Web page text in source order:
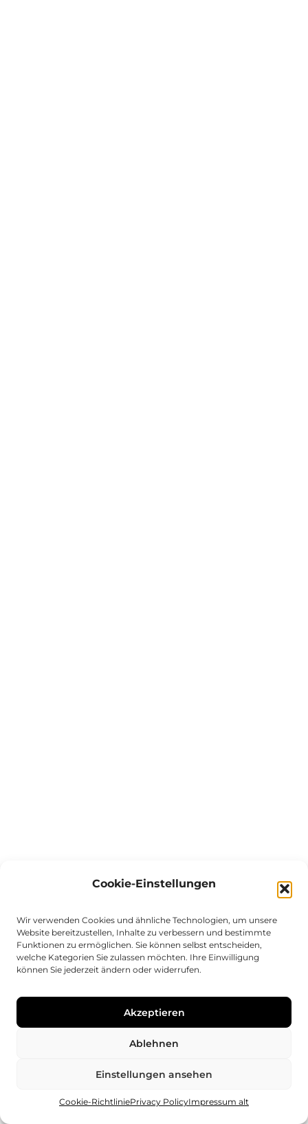
Cookie-Einstellungen
Wir verwenden Cookies und ähnliche Technologien, um unsere
Website bereitzustellen, Inhalte zu verbessern und bestimmte
Funktionen zu ermöglichen. Sie können selbst entscheiden,
welche Kategorien Sie zulassen möchten. Ihre Einwilligung
können Sie jederzeit ändern oder widerrufen.
Akzeptieren
Ablehnen
Einstellungen ansehen
Cookie-RichtliniePrivacy PolicyImpressum alt